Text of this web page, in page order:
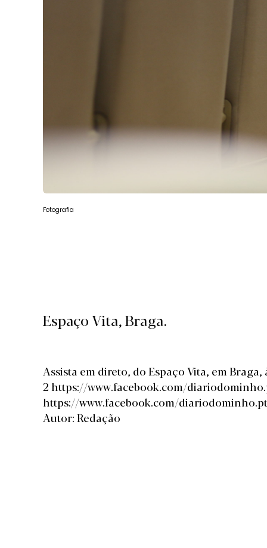
Fotografia
Espaço Vita, Braga.
Assista em direto, do Espaço Vita, em
2 https://www.facebook.com/
https://www.facebook.com/
Autor: Redação